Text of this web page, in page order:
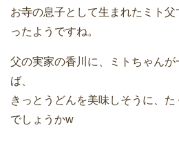
お寺の息子として生まれたミト
ったようですね。
父の実家の香川に、ミトちゃん
ば、
きっとうどんを美味しそうに、
でしょうかw